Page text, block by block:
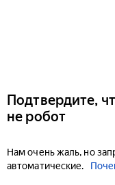
Подтвердите,
не робот
Нам очень жаль, но
автоматические.